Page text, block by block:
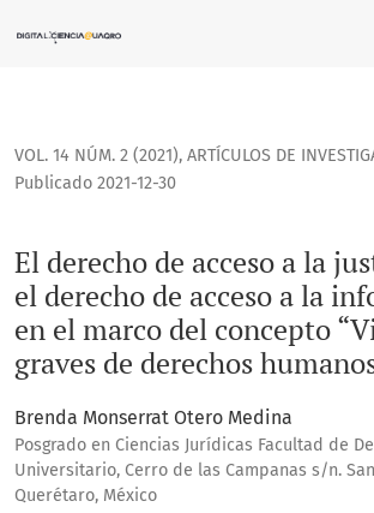
El derecho de acceso a la justicia
VOL. 14 NÚM. 2 (2021), ARTÍCULOS DE
El derecho de acceso a la
el derecho de acceso a la
en el marco del concepto
graves de derechos
Publicado 2021-12-30
Brenda Monserrat Otero Medina
Posgrado en Ciencias Jurídicas Facultad de
Universitario, Cerro de las Campanas s/n.
Querétaro, México